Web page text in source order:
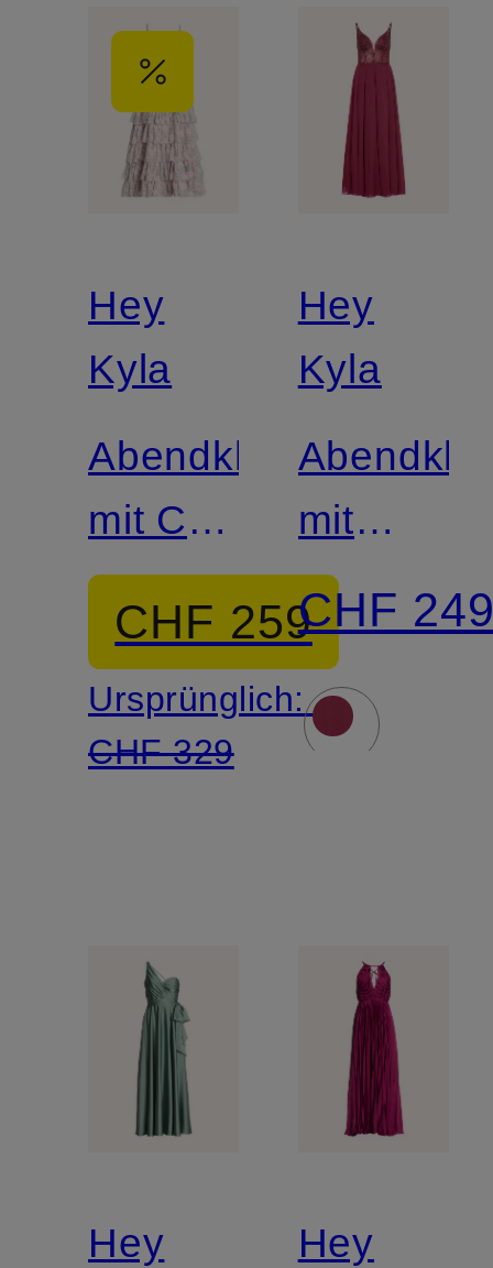
Hey
Kyla
Abendkleid
mit Cut-
out
CHF 259
Ursprünglich:
CHF 329
Hey
Kyla
mit
Pailetten
und
CHF
Hey
Hey